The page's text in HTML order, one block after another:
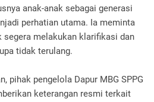
anak-anak sebagai generasi
perhatian utama. Ia meminta
melakukan klarifikasi dan
tidak terulang.
pihak pengelola Dapur MBG SPPG
keterangan resmi terkait